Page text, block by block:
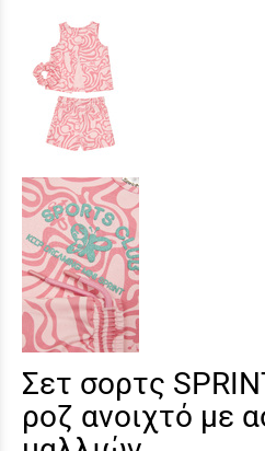
Σετ σορτς
ροζ ανοιχτό με